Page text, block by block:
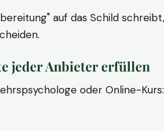
auf das Schild
jeder Anbieter erfüllen
oder Online-